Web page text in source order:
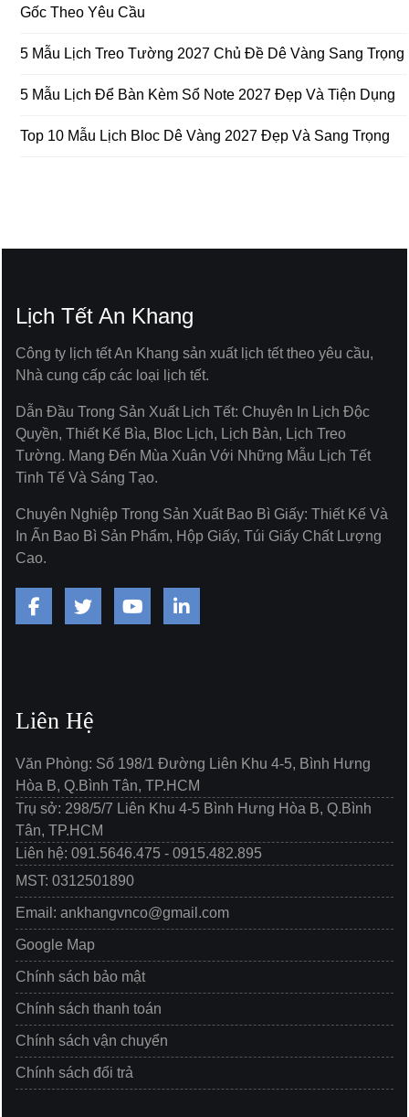
Gốc Theo Yêu Cầu
5 Mẫu Lịch Treo Tường 2027 Chủ Đề Dê Vàng Sang Trọng
5 Mẫu Lịch Để Bàn Kèm Sổ Note 2027 Đẹp Và Tiện Dụng
Top 10 Mẫu Lịch Bloc Dê Vàng 2027 Đẹp Và Sang Trọng
Lịch Tết An Khang
Công ty lịch tết An Khang sản xuất lịch tết theo yêu cầu,
Nhà cung cấp các loại lịch tết.
Dẫn Đầu Trong Sản Xuất Lịch Tết: Chuyên In Lịch Độc
Quyền, Thiết Kế Bìa, Bloc Lịch, Lịch Bàn, Lịch Treo
Tường. Mang Đến Mùa Xuân Với Những Mẫu Lịch Tết
Tinh Tế Và Sáng Tạo.
Chuyên Nghiệp Trong Sản Xuất Bao Bì Giấy: Thiết Kế Và
In Ấn Bao Bì Sản Phẩm, Hộp Giấy, Túi Giấy Chất Lượng
Cao.
Liên Hệ
Văn Phòng: Số 198/1 Đường Liên Khu 4-5, Bình Hưng
Hòa B, Q.Bình Tân, TP.HCM
Trụ sở: 298/5/7 Liên Khu 4-5 Bình Hưng Hòa B, Q.Bình
Tân, TP.HCM
Liên hệ: 091.5646.475 - 0915.482.895
MST: 0312501890
Email: ankhangvnco@gmail.com
Google Map
Chính sách bảo mật
Chính sách thanh toán
Chính sách vận chuyển
Chính sách đổi trả